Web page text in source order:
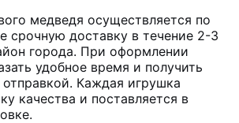
медведя осуществляется по
срочную доставку в течение 2-3
города. При оформлении
удобное время и получить
Каждая игрушка
качества и поставляется в